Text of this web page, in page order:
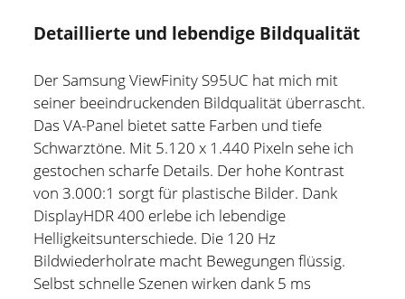
Detaillierte und lebendige Bildqualität
Der Samsung ViewFinity S95UC hat mich mit
seiner beeindruckenden Bildqualität überrascht.
Das VA-Panel bietet satte Farben und tiefe
Schwarztöne. Mit 5.120 x 1.440 Pixeln sehe ich
gestochen scharfe Details. Der hohe Kontrast
von 3.000:1 sorgt für plastische Bilder. Dank
DisplayHDR 400 erlebe ich lebendige
Helligkeitsunterschiede. Die 120 Hz
Bildwiederholrate macht Bewegungen flüssig.
Selbst schnelle Szenen wirken dank 5 ms